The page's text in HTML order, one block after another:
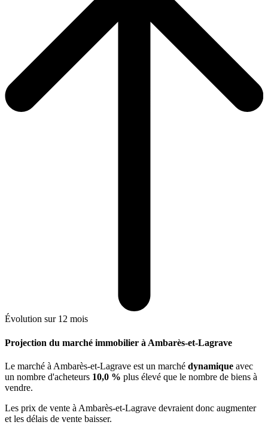
Évolution sur 12 mois
Projection du marché immobilier à Ambarès-et-Lagrave
Le marché à Ambarès-et-Lagrave est un marché dynamique avec
un nombre d'acheteurs 10,0 % plus élevé que le nombre de biens à
vendre.
Les prix de vente à Ambarès-et-Lagrave devraient donc augmenter
et les délais de vente baisser.